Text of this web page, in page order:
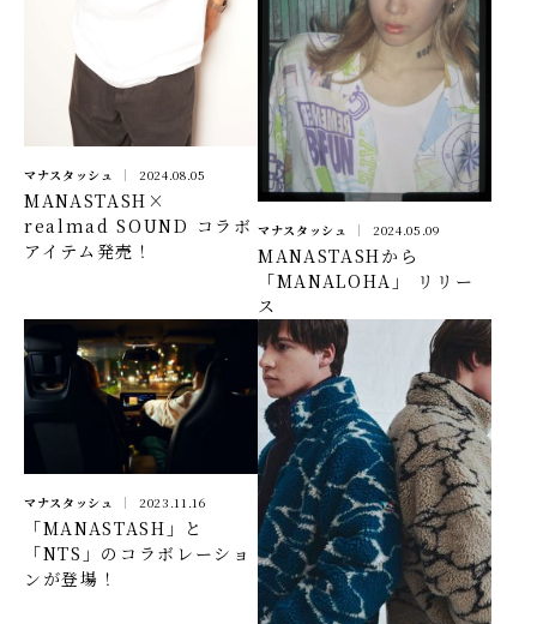
マナスタッシュ 2024.08.05
MANASTASH×
realmad SOUND コラボ
アイテム発売！
マナスタッシュ 2024.05.09
MANASTASHから
「MANALOHA」 リリー
ス
マナスタッシュ 2023.11.16
「MANASTASH」と
「NTS」のコラボレーショ
ンが登場！